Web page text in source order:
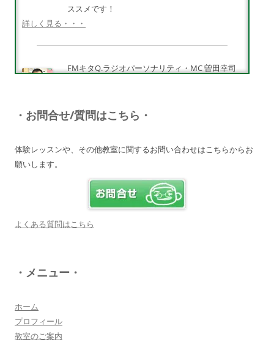
ススメです！
詳しく見る・・・
FMキタQ.ラジオパーソナリティ・MC 曽田幸司
♪
上松先生に教わればきっともっともっと音楽大好
きになりますよ♪
大切なお子さんの習い事。
・お問合せ/質問はこちら・
体験レッスンや、その他教室に関するお問い合わせはこちらからお
願いします。
よくある質問はこちら
・メニュー・
ホーム
プロフィール
教室のご案内